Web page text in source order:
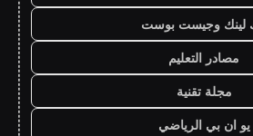
لينك وجيست بوست
مصادر التعليم
مجلة تقنية
يو ان بي الرياضي